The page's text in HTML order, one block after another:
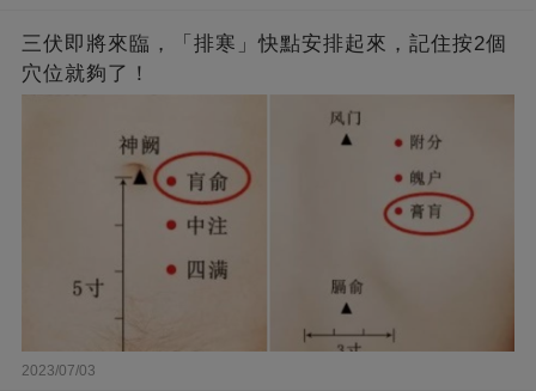
三伏即將來臨，「排寒」快點安排起來，記住按2個
穴位就夠了！
2023/07/03